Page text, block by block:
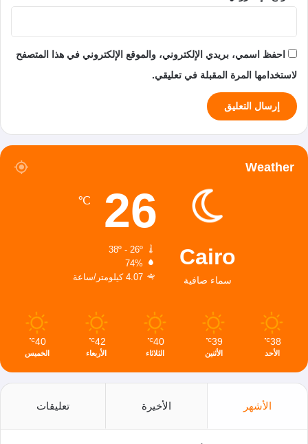
احفظ اسمي، بريدي الإلكتروني، والموقع الإلكتروني في هذا المتصفح
لاستخدامها المرة المقبلة في تعليقي.
Weather
Cairo
سماء صافية
26
℃
38º - 26º
74%
4.07 كيلومتر/ساعة
38
℃
الأحد
39
℃
الأثنين
40
℃
الثلاثاء
42
℃
الأربعاء
40
℃
الخميس
الأشهر الأخيرة تعليقات